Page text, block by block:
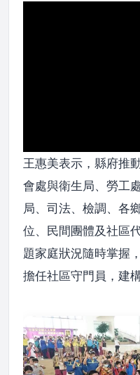
王惠美表示，縣府推
會處與衛生局、勞工
局、司法、檢調、各
位、民間團體及社區
題家庭狀況隨時掌握
擔任社區守門員，建